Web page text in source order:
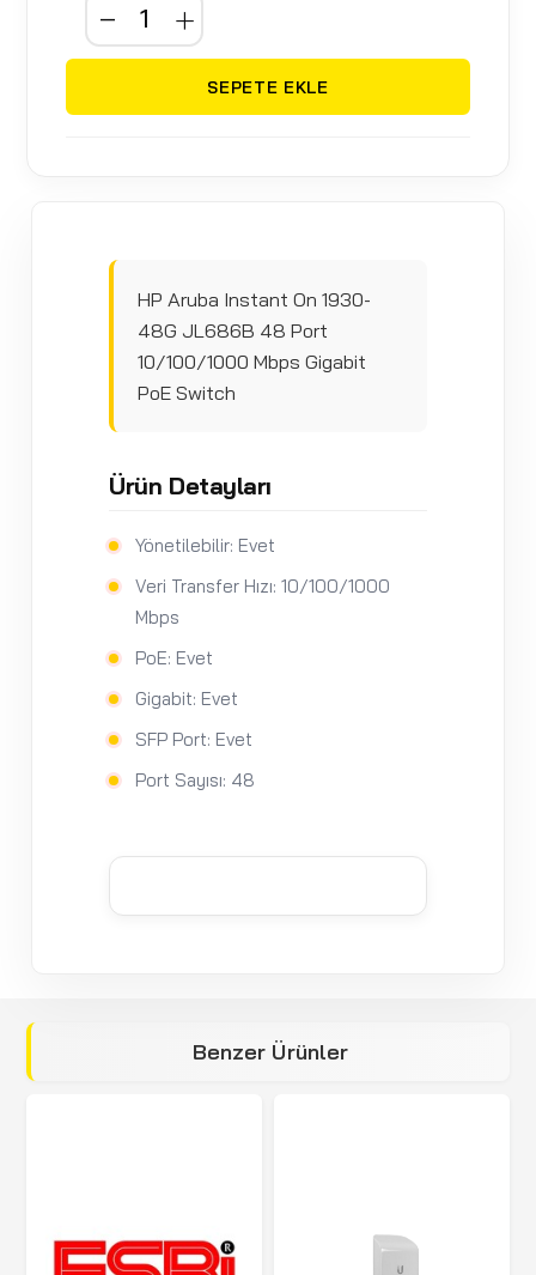
SEPETE EKLE
HP Aruba Instant On 1930-
48G JL686B 48 Port
10/100/1000 Mbps Gigabit
PoE Switch
Ürün Detayları
Yönetilebilir: Evet
Veri Transfer Hızı: 10/100/1000
Mbps
PoE: Evet
Gigabit: Evet
SFP Port: Evet
Port Sayısı: 48
Benzer Ürünler